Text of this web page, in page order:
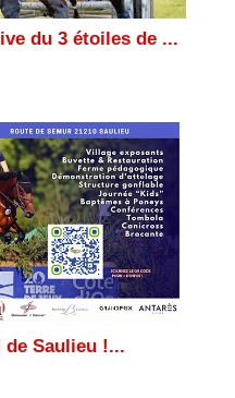
du 3 étoiles de ...
de Saulieu !...